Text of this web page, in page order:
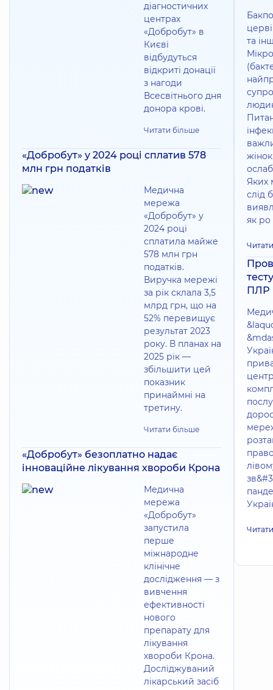
діагностичних
центрах
«Добробут» в
Києві
відбудуться
відкриті донації
з нагоди
Всесвітнього дня
донора крові.
Читати більше
«Добробут» у 2024 році сплатив 578
млн грн податків
Медична
мережа
«Добробут» у
2024 році
сплатила майже
578 млн грн
податків.
Виручка мережі
за рік склала 3,5
млрд грн, що на
52% перевищує
результат 2023
року. В планах на
2025 рік —
збільшити цей
показник
принаймні на
третину.
Читати більше
«Добробут» безоплатно надає
інноваційне лікування хвороби Крона
Медична
мережа
«Добробут»
запустила
перше
міжнародне
клінічне
дослідження — з
вивчення
ефективності
нового
препарату для
лікування
хвороби Крона.
Досліджуваний
лікарський засіб
та
Яких
слід
як ро
ПЛР